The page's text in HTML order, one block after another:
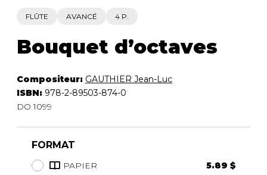
FLÛTE AVANCÉ 4 P.
Bouquet d’octaves
Compositeur: GAUTHIER Jean-Luc
ISBN: 978-2-89503-874-0
DO 1099
FORMAT
PAPIER
5.89 $